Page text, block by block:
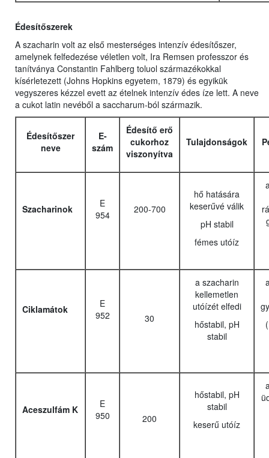
Édesítőszerek
A szacharin volt az első mesterséges intenzív édesítőszer,
amelynek felfedezése véletlen volt, Ira Remsen professzor és
tanítványa Constantin Fahlberg toluol származékokkal
kísérletezett (Johns Hopkins egyetem, 1879) és egyikük
vegyszeres kézzel evett az ételnek intenzív édes íze lett. A neve
a cukot latin nevéből a saccharum-ból származik.
Édesítőszer
neve
E-
szám
Édesítő erő
cukorhoz
viszonyítva
Tulajdonságok
Szacharinok
E
954
200-700
hő hatására
keserűvé válik
pH stabil
fémes utóíz
Ciklamátok
E
952
30
a szacharin
kellemetlen
utóízét elfedi
hőstabil, pH
stabil
Aceszulfám K
E
950
200
hőstabil, pH
stabil
keserű utóíz